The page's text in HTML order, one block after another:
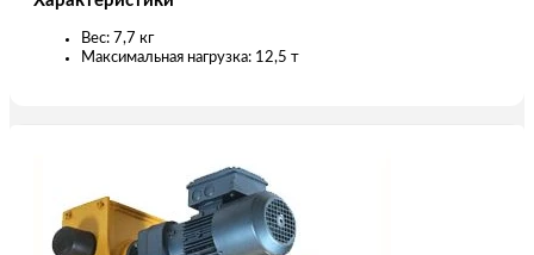
Вес: 7,7 кг
Максимальная нагрузка: 12,5 т